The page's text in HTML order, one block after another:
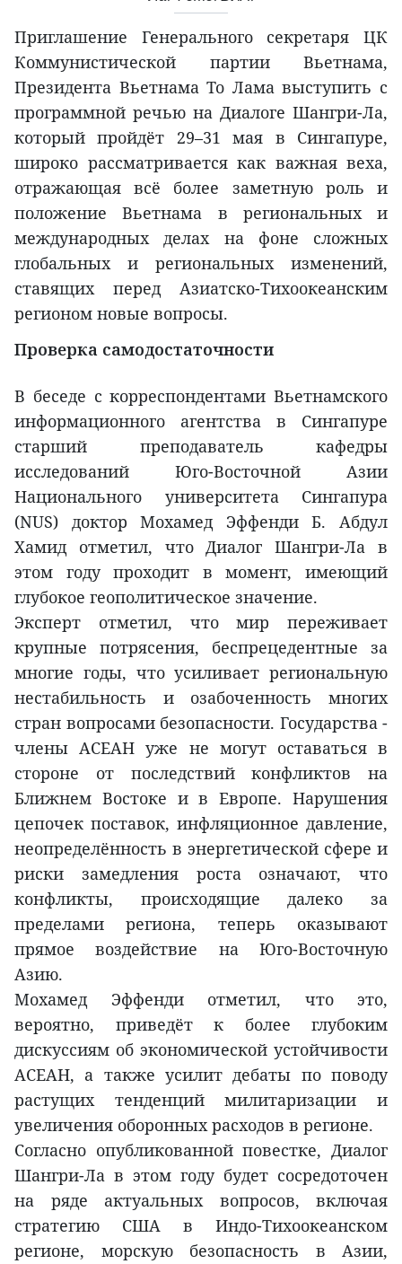
Приглашение Генерального секретаря ЦК
Коммунистической партии Вьетнама,
Президента Вьетнама То Лама выступить с
программной речью на Диалоге Шангри-Ла,
который пройдёт 29–31 мая в Сингапуре,
широко рассматривается как важная веха,
отражающая всё более заметную роль и
положение Вьетнама в региональных и
международных делах на фоне сложных
глобальных и региональных изменений,
ставящих перед Азиатско-Тихоокеанским
регионом новые вопросы.
Проверка самодостаточности
В беседе с корреспондентами Вьетнамского
информационного агентства в Сингапуре
старший преподаватель кафедры
исследований Юго-Восточной Азии
Национального университета Сингапура
(NUS) доктор Мохамед Эффенди Б. Абдул
Хамид отметил, что Диалог Шангри-Ла в
этом году проходит в момент, имеющий
глубокое геополитическое значение.
Эксперт отметил, что мир переживает
крупные потрясения, беспрецедентные за
многие годы, что усиливает региональную
нестабильность и озабоченность многих
стран вопросами безопасности. Государства -
члены АСЕАН уже не могут оставаться в
стороне от последствий конфликтов на
Ближнем Востоке и в Европе. Нарушения
цепочек поставок, инфляционное давление,
неопределённость в энергетической сфере и
риски замедления роста означают, что
конфликты, происходящие далеко за
пределами региона, теперь оказывают
прямое воздействие на Юго-Восточную
Азию.
Мохамед Эффенди отметил, что это,
вероятно, приведёт к более глубоким
дискуссиям об экономической устойчивости
АСЕАН, а также усилит дебаты по поводу
растущих тенденций милитаризации и
увеличения оборонных расходов в регионе.
Согласно опубликованной повестке, Диалог
Шангри-Ла в этом году будет сосредоточен
на ряде актуальных вопросов, включая
стратегию США в Индо-Тихоокеанском
регионе, морскую безопасность в Азии,